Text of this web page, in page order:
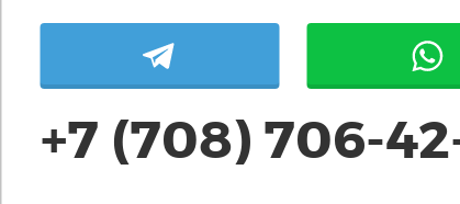
Астана, Астана
Спорт және салауатты
тимбилдинг,
+7 (708) 706-